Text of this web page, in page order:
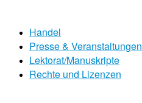
Handel
Presse & Veranstaltungen
Lektorat/Manuskripte
Rechte und Lizenzen